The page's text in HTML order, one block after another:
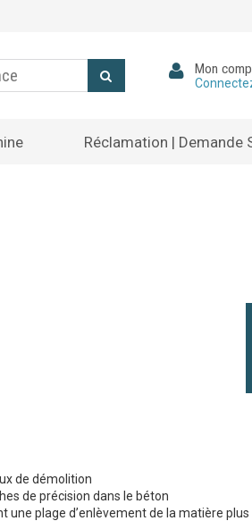
Mon
Réclamation | Demande
de démolition
de précision dans le béton
plage d’enlèvement de la matière